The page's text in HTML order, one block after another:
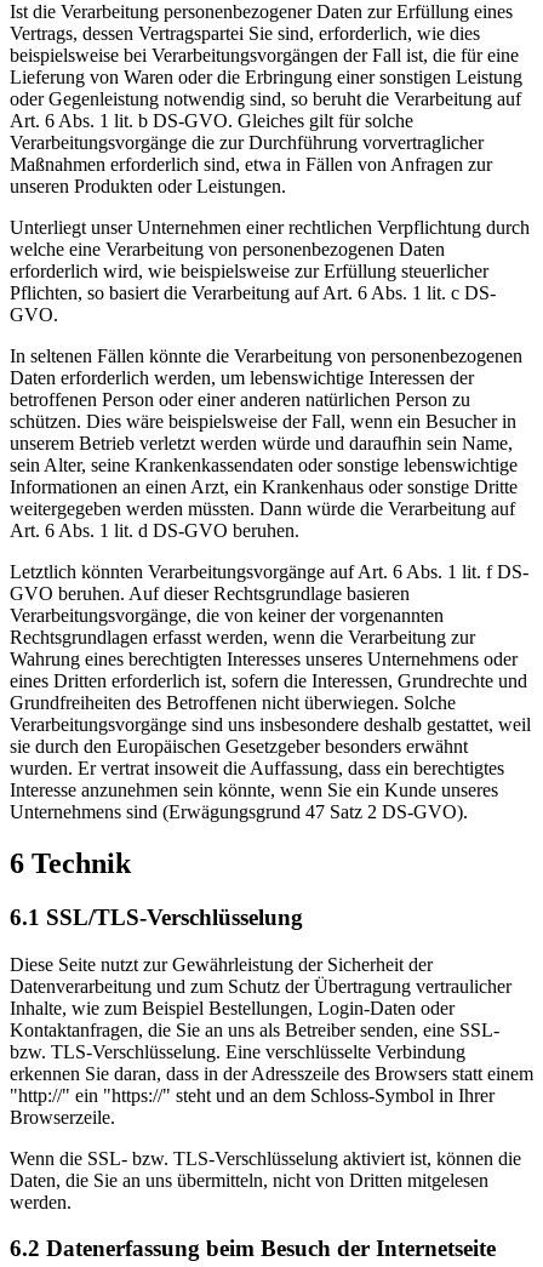
Ist die Verarbeitung personenbezogener Daten zur Erfüllung eines
Vertrags, dessen Vertragspartei Sie sind, erforderlich, wie dies
beispielsweise bei Verarbeitungsvorgängen der Fall ist, die für eine
Lieferung von Waren oder die Erbringung einer sonstigen Leistung
oder Gegenleistung notwendig sind, so beruht die Verarbeitung auf
Art. 6 Abs. 1 lit. b DS-GVO. Gleiches gilt für solche
Verarbeitungsvorgänge die zur Durchführung vorvertraglicher
Maßnahmen erforderlich sind, etwa in Fällen von Anfragen zur
unseren Produkten oder Leistungen.
Unterliegt unser Unternehmen einer rechtlichen Verpflichtung durch
welche eine Verarbeitung von personenbezogenen Daten
erforderlich wird, wie beispielsweise zur Erfüllung steuerlicher
Pflichten, so basiert die Verarbeitung auf Art. 6 Abs. 1 lit. c DS-
GVO.
In seltenen Fällen könnte die Verarbeitung von personenbezogenen
Daten erforderlich werden, um lebenswichtige Interessen der
betroffenen Person oder einer anderen natürlichen Person zu
schützen. Dies wäre beispielsweise der Fall, wenn ein Besucher in
unserem Betrieb verletzt werden würde und daraufhin sein Name,
sein Alter, seine Krankenkassendaten oder sonstige lebenswichtige
Informationen an einen Arzt, ein Krankenhaus oder sonstige Dritte
weitergegeben werden müssten. Dann würde die Verarbeitung auf
Art. 6 Abs. 1 lit. d DS-GVO beruhen.
Letztlich könnten Verarbeitungsvorgänge auf Art. 6 Abs. 1 lit. f DS-
GVO beruhen. Auf dieser Rechtsgrundlage basieren
Verarbeitungsvorgänge, die von keiner der vorgenannten
Rechtsgrundlagen erfasst werden, wenn die Verarbeitung zur
Wahrung eines berechtigten Interesses unseres Unternehmens oder
eines Dritten erforderlich ist, sofern die Interessen, Grundrechte und
Grundfreiheiten des Betroffenen nicht überwiegen. Solche
Verarbeitungsvorgänge sind uns insbesondere deshalb gestattet, weil
sie durch den Europäischen Gesetzgeber besonders erwähnt
wurden. Er vertrat insoweit die Auffassung, dass ein berechtigtes
Interesse anzunehmen sein könnte, wenn Sie ein Kunde unseres
Unternehmens sind (Erwägungsgrund 47 Satz 2 DS-GVO).
6 Technik
6.1 SSL/TLS-Verschlüsselung
Diese Seite nutzt zur Gewährleistung der Sicherheit der
Datenverarbeitung und zum Schutz der Übertragung vertraulicher
Inhalte, wie zum Beispiel Bestellungen, Login-Daten oder
Kontaktanfragen, die Sie an uns als Betreiber senden, eine SSL-
bzw. TLS-Verschlüsselung. Eine verschlüsselte Verbindung
erkennen Sie daran, dass in der Adresszeile des Browsers statt einem
"http://" ein "https://" steht und an dem Schloss-Symbol in Ihrer
Browserzeile.
Wenn die SSL- bzw. TLS-Verschlüsselung aktiviert ist, können die
Daten, die Sie an uns übermitteln, nicht von Dritten mitgelesen
werden.
6.2 Datenerfassung beim Besuch der Internetseite